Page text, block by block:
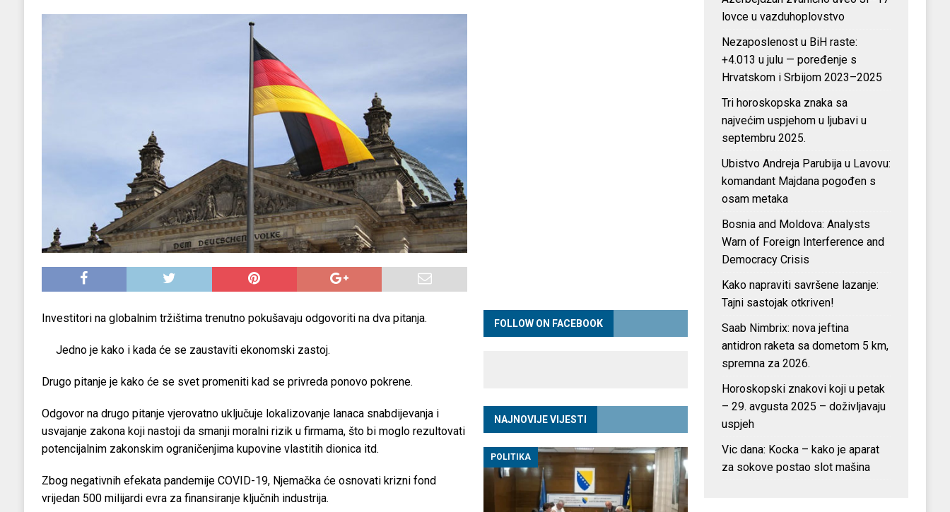
Ubistvo Andreja Parubija u Lavovu: komandant Majdana pogođen s osam metaka
Banjalučki horski susreti u znaku Jedinstva
Investitori na globalnim tržištima trenutno pokušavaju odgovoriti na dva pitanja.
Jedno je kako i kada će se zaustaviti ekonomski zastoj.
Drugo pitanje je kako će se svet promeniti kad se privreda ponovo pokrene.
Odgovor na drugo pitanje vjerovatno uključuje lokalizovanje lanaca snabdijevanja i
usvajanje zakona koji nastoji da smanji moralni rizik u firmama, što bi moglo rezultovati
potencijalnim zakonskim ograničenjima kupovine vlastitih dionica itd.
Zbog negativnih efekata pandemije COVID-19, Njemačka će osnovati krizni fond
vrijedan 500 milijardi evra za finansiranje ključnih industrija.
FOLLOW ON FACEBOOK
NAJNOVIJE VIJESTI
POLITIKA
lovce u vazduhoplovstvo
Nezaposlenost u BiH raste:
+4.013 u julu — poređenje s
Hrvatskom i Srbijom 2023–2025
Tri horoskopska znaka sa
najvećim uspjehom u ljubavi u
septembru 2025.
Ubistvo Andreja Parubija u Lavovu:
komandant Majdana pogođen s
osam metaka
Bosnia and Moldova: Analysts
Warn of Foreign Interference and
Democracy Crisis
Kako napraviti savršene lazanje:
Tajni sastojak otkriven!
Saab Nimbrix: nova jeftina
antidron raketa sa dometom 5 km,
spremna za 2026.
Horoskopski znakovi koji u petak
– 29. avgusta 2025 – doživljavaju
uspjeh
Vic dana: Kocka – kako je aparat
za sokove postao slot mašina